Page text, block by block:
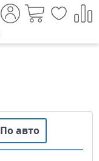
По авто